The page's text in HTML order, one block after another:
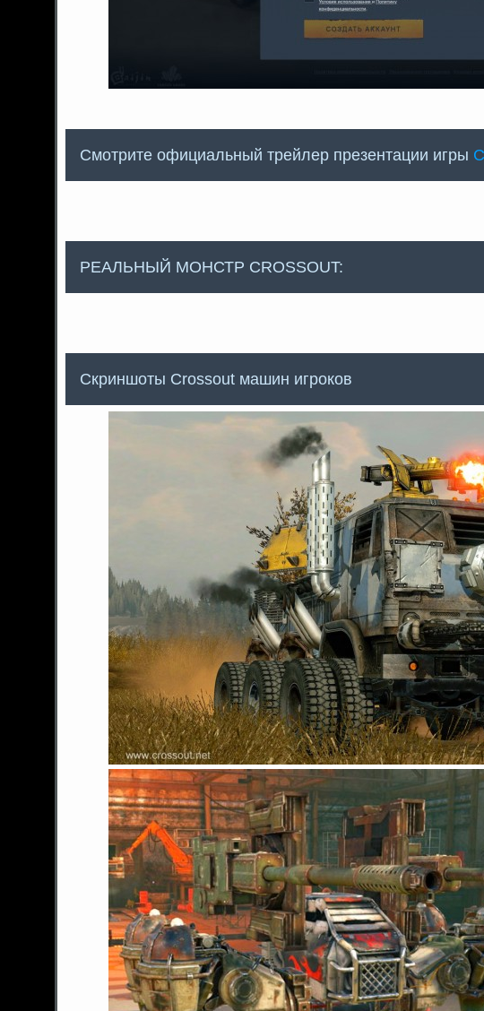
Смотрите официальный трейлер презентации игры
РЕАЛЬНЫЙ МОНСТР CROSSOUT:
Скриншоты Сrossout машин игроков